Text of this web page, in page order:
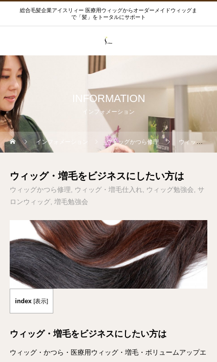
総合毛髪企業アイスリィー 医療用ウィッグからオーダーメイドウィッグま
で「髪」をトータルにサポート
INFORMATION
インフォメーション
インフォメーション ウィッグかつら修理 ウィッグ・増毛をビジネスにしたい方は
ウィッグ・増毛をビジネスにしたい方は
ウィッグかつら修理 ウィッグ・増毛仕入れ ウィッグ勉強会 サ
ロンウィッグ 増毛勉強会
index [表示]
ウィッグ・増毛をビジネスにしたい方は
ウィッグ・かつら・医療用ウィッグ・増毛・ボリュームアップエ